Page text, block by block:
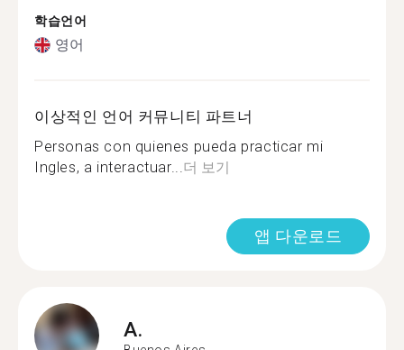
학습언어
영어
이상적인 언어 커뮤니티 파트너
Personas con quienes pueda practicar mi
Ingles, a interactuar...더 보기
앱 다운로드
A.